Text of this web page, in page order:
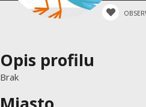
Opis profilu
Brak